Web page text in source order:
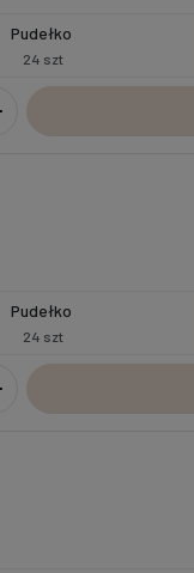
Pudełko
24 szt
Pudełko
24 szt